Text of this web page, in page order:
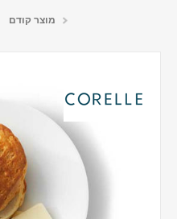
מוצר קודם